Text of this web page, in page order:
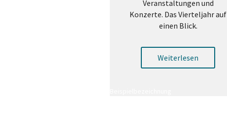
Veranstaltungen und
Konzerte. Das Vierteljahr auf
einen Blick.
Weiterlesen